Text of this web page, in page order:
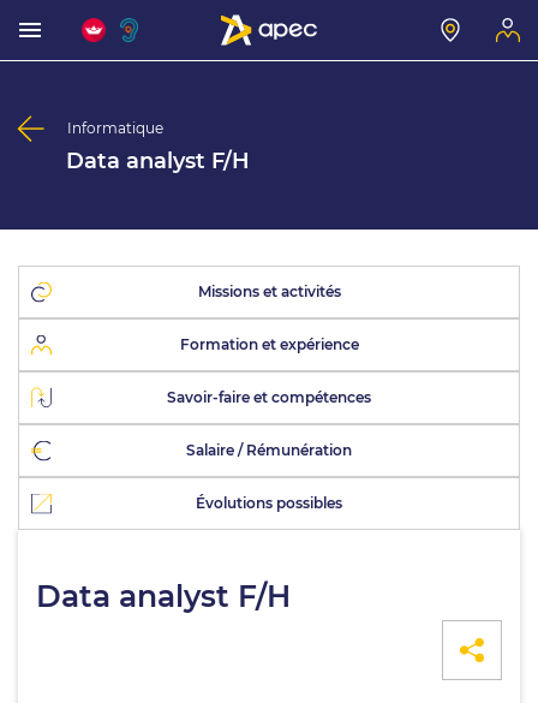
Informatique
Data analyst F/H
Missions et activités
Formation et expérience
Savoir-faire et compétences
Salaire / Rémunération
Évolutions possibles
Data analyst F/H